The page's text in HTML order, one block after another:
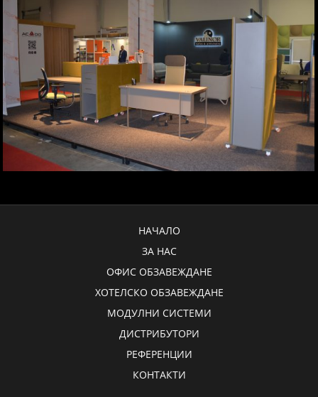
НАЧАЛО
ЗА НАС
ОФИС ОБЗАВЕЖДАНЕ
ХОТЕЛСКО ОБЗАВЕЖДАНЕ
МОДУЛНИ СИСТЕМИ
ДИСТРИБУТОРИ
РЕФЕРЕНЦИИ
КОНТАКТИ